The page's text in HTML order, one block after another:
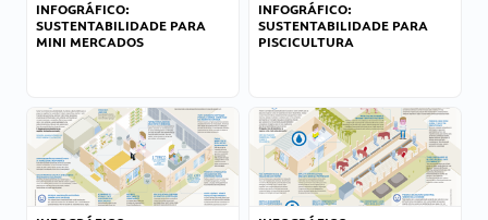
INFOGRÁFICO:
SUSTENTABILIDADE PARA
MINI MERCADOS
INFOGRÁFICO:
SUSTENTABILIDADE PARA
PISCICULTURA